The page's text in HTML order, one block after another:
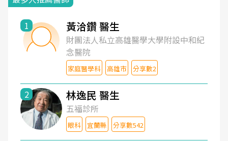
1 黃洽鑽 醫生
財團法人私立高雄醫學大學附設中和紀
念醫院
家庭醫學科 高雄市 分享數2
2 林逸民 醫生
五福診所
眼科 宜蘭縣 分享數542